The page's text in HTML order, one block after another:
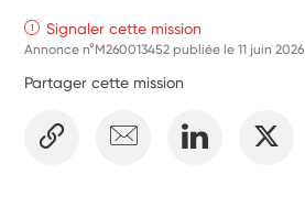
Signaler cette mission
Annonce n°M260013452 publiée le11 juin 2026
Partager cette mission